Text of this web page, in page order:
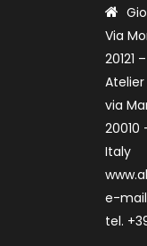
Via
20121
via
20010
Italy
e-
tel.